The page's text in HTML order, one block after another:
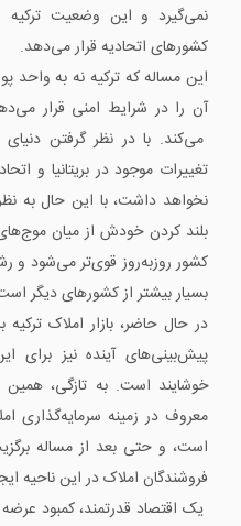
نمی‌گیرد و این وضعیت ترکیه
کشورهای اتحادیه قرار می‌دهد.
این مساله که ترکیه نه به واحد
آن را در شرایط امنی قرار
می‌کند. با در نظر گرفتن
تغییرات موجود در بریتانیا و
نخواهد داشت، با این حال به
بلند کردن خودش از میان
کشور روزبه‌روز قوی‌تر می‌شود و
بسیار بیشتر از کشورهای دیگر
در حال حاضر، بازار املاک
پیش‌بینی‌های آینده نیز برای
خوشایند است. به تازگی، همین
معروف در زمینه سرمایه‌گذاری
است، و حتی بعد از مساله
فروشندگان املاک در این ناحیه
یک اقتصاد قدرتمند، کمبود